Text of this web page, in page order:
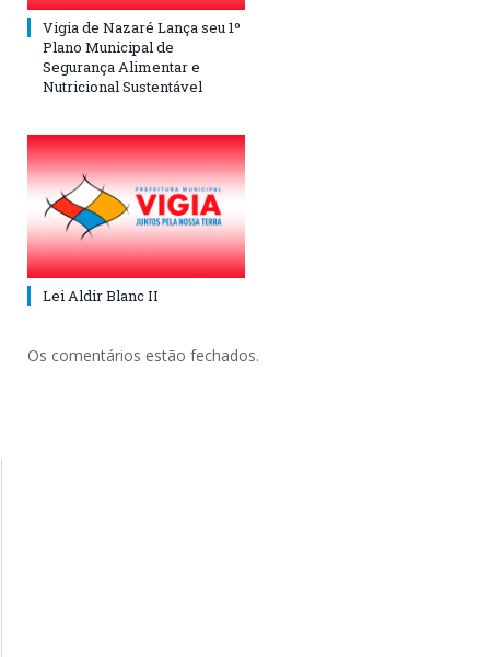
Vigia de Nazaré Lança seu 1º
Plano Municipal de
Segurança Alimentar e
Nutricional Sustentável
Lei Aldir Blanc II
Os comentários estão fechados.